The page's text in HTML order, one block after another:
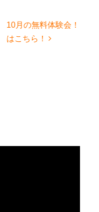
10月の無料体験会！
はこちら！